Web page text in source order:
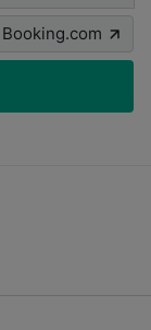
Booking.com